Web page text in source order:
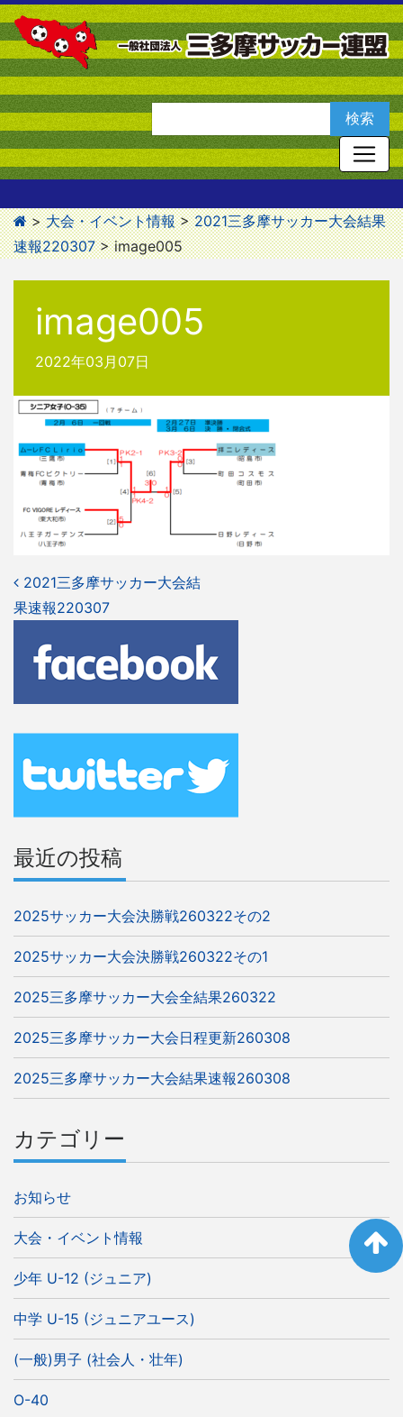
>大会・イベント情報>2021三多摩サッカー大会結果
速報220307>image005
image005
2022年03月07日
投
稿
ナ
ビ
ゲ
ー
シ
2021三多摩サッカー大会結
果速報220307
最近の投稿
2025サッカー大会決勝戦260322その2
2025サッカー大会決勝戦260322その1
2025三多摩サッカー大会全結果260322
2025三多摩サッカー大会日程更新260308
2025三多摩サッカー大会結果速報260308
カテゴリー
お知らせ
大会・イベント情報
少年 U-12 (ジュニア)
中学 U-15 (ジュニアユース)
(一般)男子 (社会人・壮年)
O-40